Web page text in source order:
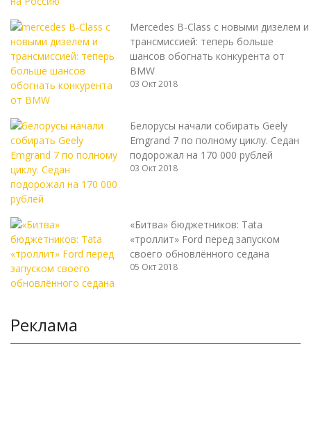
Mercedes B-Class c новыми дизелем и
трансмиссией: теперь больше
шансов обогнать конкурента от
BMW
03 Окт 2018
Белорусы начали собирать Geely
Emgrand 7 по полному циклу. Седан
подорожал на 170 000 рублей
03 Окт 2018
«Битва» бюджетников: Tata
«троллит» Ford перед запуском
своего обновлённого седана
05 Окт 2018
Реклама